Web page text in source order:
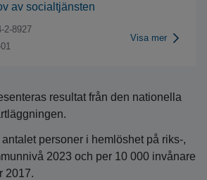
av socialtjänsten
2-8927
Visa mer
resultat från den nationella
personer i hemlöshet på riks-,
2023 och per 10 000 invånare
2017.